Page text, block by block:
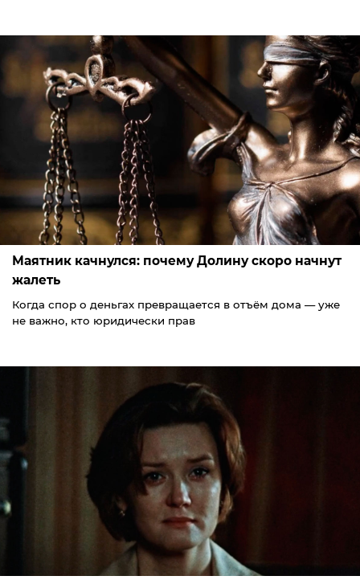
Маятник качнулся: почему Долину скоро начнут
жалеть
Когда спор о деньгах превращается в отъём дома — уже
не важно, кто юридически прав